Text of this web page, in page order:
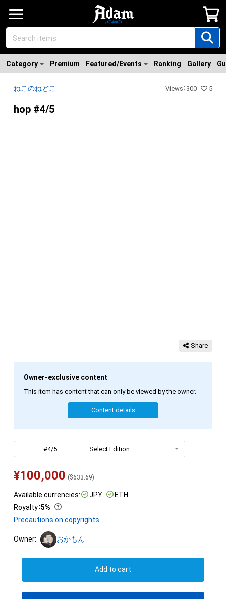
Category Premium Featured/Events Ranking Gallery
ねこのねどこ Views ： 300 5
hop #4/5
Share
Owner-exclusive content
This item has content that can only be viewed by the owner.
Content details
#4/5 Select Edition
¥100,000 ($633.69)
Available currencies: JPY
ETH
Royalty：5%
Precautions on copyrights
Owner: おかもん
Add to cart